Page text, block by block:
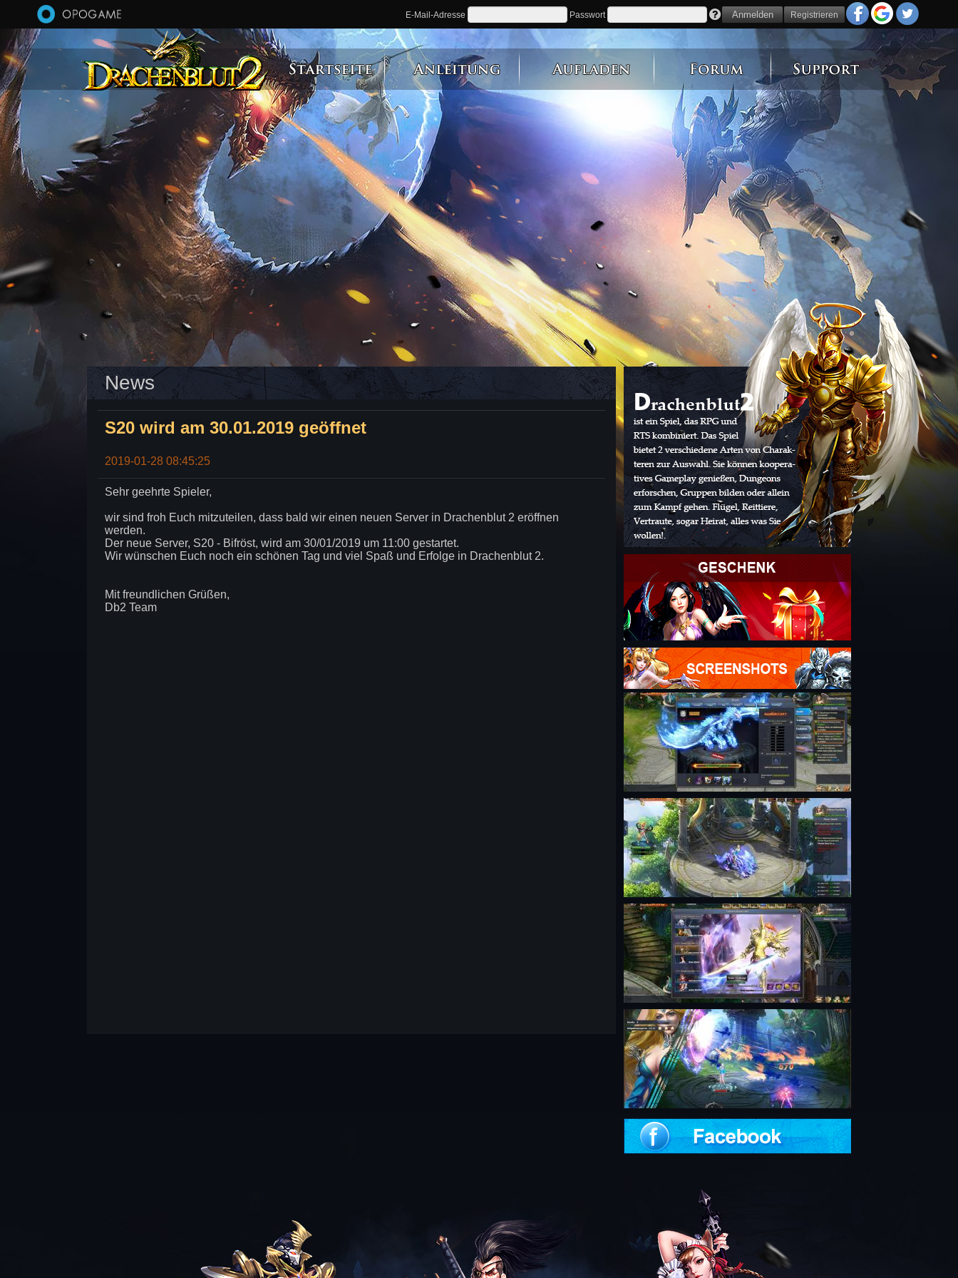
Direkt zum Inhalt
E-Mail-Adresse Passwort Registrieren
News
S20 wird am 30.01.2019 geöffnet
2019-01-28 08:45:25
Sehr geehrte Spieler,
wir sind froh Euch mitzuteilen, dass bald wir einen neuen Server in Drachenblut 2 eröffnen
werden.
Der neue Server, S20 - Bifröst, wird am 30/01/2019 um 11:00 gestartet.
Wir wünschen Euch noch ein schönen Tag und viel Spaß und Erfolge in Drachenblut 2.
Mit freundlichen Grüßen,
Db2 Team